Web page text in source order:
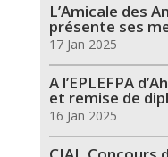
L’Amicale des
présente ses
17 Jan 2025
A l’EPLEFPA
et remise de
16 Jan 2025